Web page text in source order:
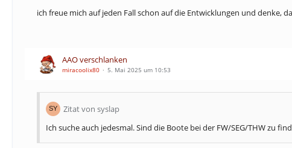
ich freue mich auf jeden Fall schon auf die Entwicklungen und denke,
AAO verschlanken
miracoolix80 5. Mai 2025 um 10:53
Zitat von syslap
Ich suche auch jedesmal. Sind die Boote bei der FW/SEG/THW zu